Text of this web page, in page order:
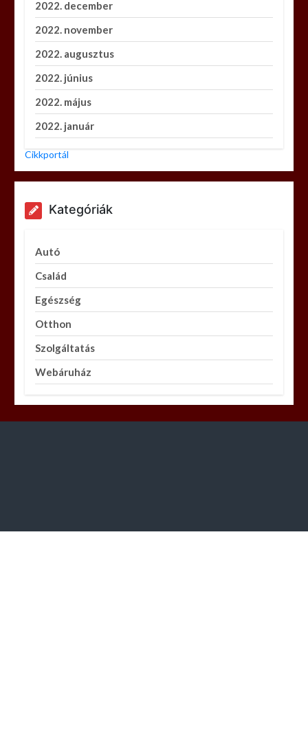
2022. december
2022. november
2022. augusztus
2022. június
2022. május
2022. január
Cikkportál
Kategóriák
Autó
Család
Egészség
Otthon
Szolgáltatás
Webáruház